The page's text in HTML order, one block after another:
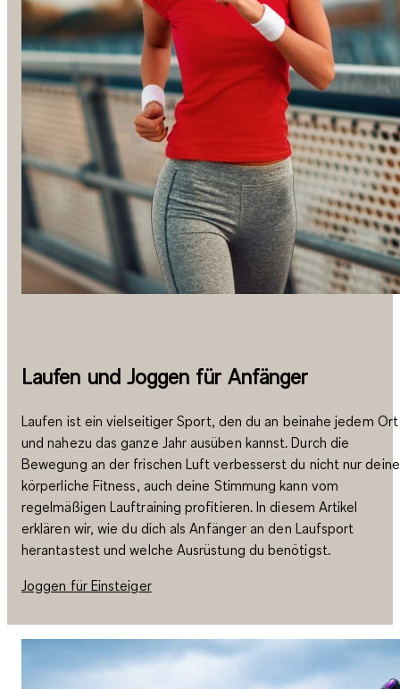
Laufen und Joggen für Anfänger
Laufen ist ein vielseitiger Sport, den du an beinahe jedem Ort
und nahezu das ganze Jahr ausüben kannst. Durch die
Bewegung an der frischen Luft verbesserst du nicht nur deine
körperliche Fitness, auch deine Stimmung kann vom
regelmäßigen Lauftraining profitieren. In diesem Artikel
erklären wir, wie du dich als Anfänger an den Laufsport
herantastest und welche Ausrüstung du benötigst.
Joggen für Einsteiger